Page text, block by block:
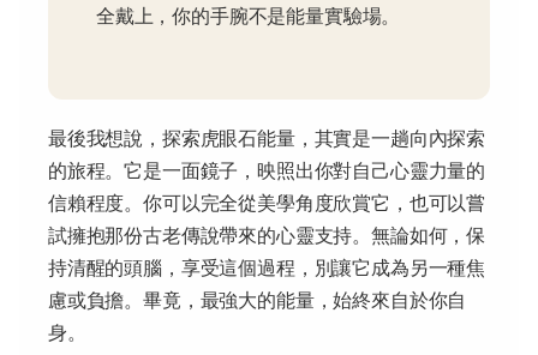
全戴上，你的手腕不是能量實驗場。
最後我想說，探索虎眼石能量，其實是一趟向內探索
的旅程。它是一面鏡子，映照出你對自己心靈力量的
信賴程度。你可以完全從美學角度欣賞它，也可以嘗
試擁抱那份古老傳說帶來的心靈支持。無論如何，保
持清醒的頭腦，享受這個過程，別讓它成為另一種焦
慮或負擔。畢竟，最強大的能量，始終來自於你自
身。